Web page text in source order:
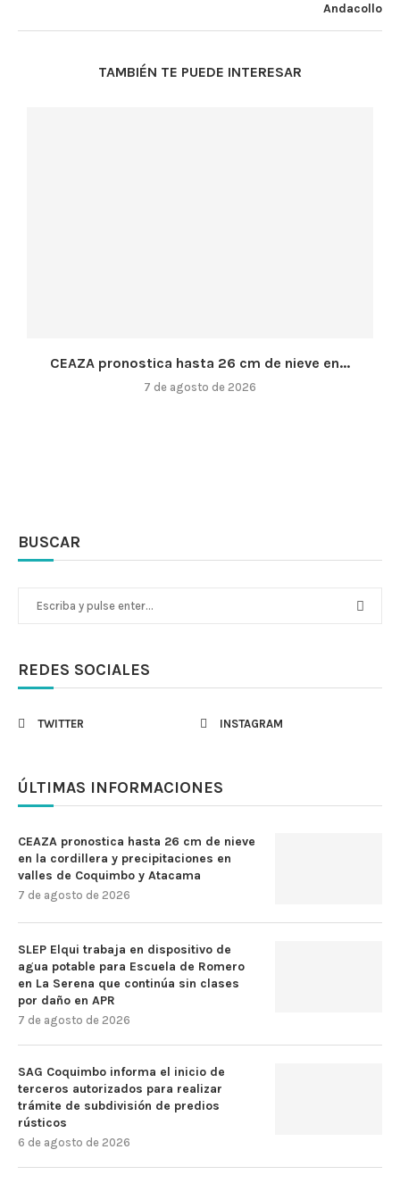
Andacollo
TAMBIÉN TE PUEDE INTERESAR
CEAZA pronostica hasta 26 cm de nieve en...
7 de agosto de 2026
BUSCAR
REDES SOCIALES
TWITTER INSTAGRAM
ÚLTIMAS INFORMACIONES
CEAZA pronostica hasta 26 cm de nieve
en la cordillera y precipitaciones en
valles de Coquimbo y Atacama
7 de agosto de 2026
SLEP Elqui trabaja en dispositivo de
agua potable para Escuela de Romero
en La Serena que continúa sin clases
por daño en APR
7 de agosto de 2026
SAG Coquimbo informa el inicio de
terceros autorizados para realizar
trámite de subdivisión de predios
rústicos
6 de agosto de 2026